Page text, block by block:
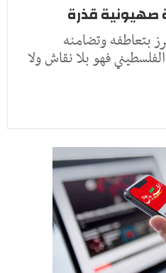
صهيونية قذرة
بتعاطفه وتضامنه
فهو بلا نقاش ولا